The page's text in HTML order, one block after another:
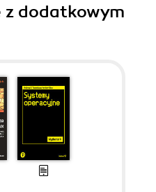
z dodatkowym